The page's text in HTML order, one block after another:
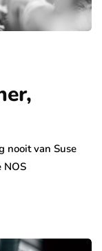
nooit van Suse
NOS